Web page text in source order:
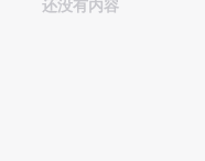
还没有内容